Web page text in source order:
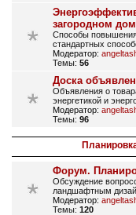
загородном
Способы
стандартных
Модератор:
Темы: 56
Доска
Объявления о
энергетикой и
Модератор:
Темы: 96
Форум.
Обсуждение
ландшафтным
Модератор:
Темы: 120